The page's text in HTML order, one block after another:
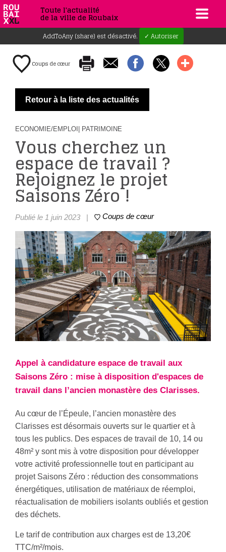
Toute l'actualité
de la ville de Roubaix
AddToAny (share) est désactivé. ✓ Autoriser
Coups de cœur
Retour à la liste des actualités
ECONOMIE/EMPLOI | PATRIMOINE
Vous cherchez un
espace de travail ?
Rejoignez le projet
Saisons Zéro !
Publié le 1 juin 2023 | Coups de cœur
Appel à candidature espace de travail aux
Saisons Zéro : mise à disposition d'espaces de
travail dans l’ancien monastère des Clarisses.
Au cœur de l’Épeule, l’ancien monastère des
Clarisses est désormais ouverts sur le quartier et à
tous les publics. Des espaces de travail de 10, 14 ou
48m² y sont mis à votre disposition pour développer
votre activité professionnelle tout en participant au
projet Saisons Zéro : réduction des consommations
énergétiques, utilisation de matériaux de réemploi,
réactualisation de mobiliers isolants oubliés et gestion
des déchets.
Le tarif de contribution aux charges est de 13,20€
TTC/m²/mois.